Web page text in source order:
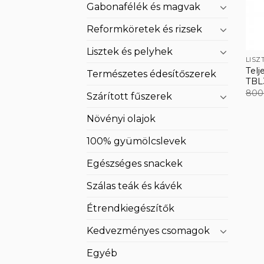
Gabonafélék és magvak
Reformköretek és rizsek
Lisztek és pelyhek
Természetes édesítőszerek
Szárított fűszerek
Növényi olajok
100% gyümölcslevek
Egészséges snackek
Szálas teák és kávék
Étrendkiegészítők
Kedvezményes csomagok
Egyéb